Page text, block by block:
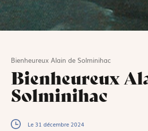
Bienheureux Alain de Solminihac
Bienheureux
Solminihac
Le 31 décembre 2024